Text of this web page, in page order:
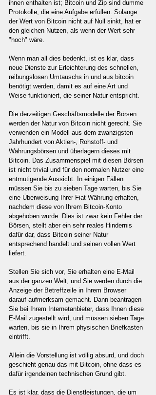
ihnen enthalten ist; Bitcoin und Zip sind dumme
Protokolle, die eine Aufgabe erfüllen. Solange
der Wert von Bitcoin nicht auf Null sinkt, hat er
den gleichen Nutzen, als wenn der Wert sehr
"hoch" wäre.
Wenn man all dies bedenkt, ist es klar, dass
neue Dienste zur Erleichterung des schnellen,
reibungslosen Umtauschs in und aus bitcoin
benötigt werden, damit es auf eine Art und
Weise funktioniert, die seiner Natur entspricht.
Die derzeitigen Geschäftsmodelle der Börsen
werden der Natur von Bitcoin nicht gerecht. Sie
verwenden ein Modell aus dem zwanzigsten
Jahrhundert von Aktien-, Rohstoff- und
Währungsbörsen und überlagern dieses mit
Bitcoin. Das Zusammenspiel mit diesen Börsen
ist nicht trivial und für den normalen Nutzer eine
entmutigende Aussicht. In einigen Fällen
müssen Sie bis zu sieben Tage warten, bis Sie
eine Überweisung Ihrer Fiat-Währung erhalten,
nachdem diese von Ihrem Bitcoin-Konto
abgehoben wurde. Dies ist zwar kein Fehler der
Börsen, stellt aber ein sehr reales Hindernis
dafür dar, dass Bitcoin seiner Natur
entsprechend handelt und seinen vollen Wert
liefert.
Stellen Sie sich vor, Sie erhalten eine E-Mail
aus der ganzen Welt, und Sie werden durch die
Anzeige der Betreffzeile in Ihrem Browser
darauf aufmerksam gemacht. Dann beantragen
Sie bei Ihrem Internetanbieter, dass Ihnen diese
E-Mail zugestellt wird, und müssen sieben Tage
warten, bis sie in Ihrem physischen Briefkasten
eintrifft.
Allein die Vorstellung ist völlig absurd, und doch
geschieht genau das mit Bitcoin, ohne dass es
dafür irgendeinen technischen Grund gibt.
Es ist klar, dass die Dienstleistungen, die um